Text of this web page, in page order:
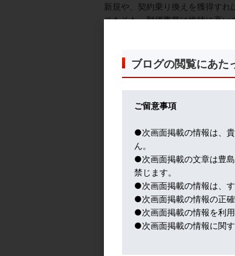
新規や、契約乗り換えを獲得すれ
そもそも、郵便事業は維持に高
取りしていたという事例が発覚
郵便局といえば、特に地方では
結局、郵便局員が、郵便貯金、
く広く。でも郵便局への絶対的
おそらく、この不正行為は、氷
要経過観察です。
ブログの閲覧にあた
ご留意事項
●次画面掲載の情報は、
ん。
●次画面掲載の文章は豊
禁じます。
●次画面掲載の情報は、
●次画面掲載の情報の正
●次画面掲載の情報を利
●次画面掲載の情報に関